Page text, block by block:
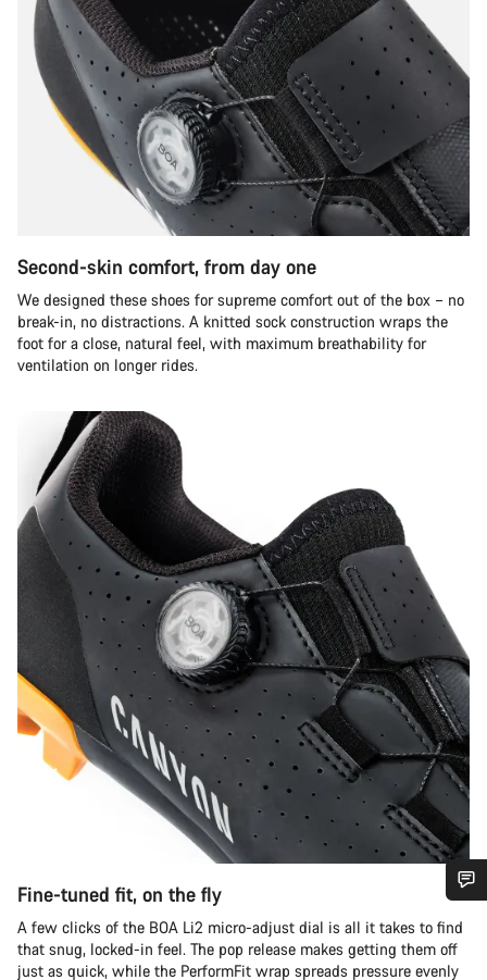
Second-skin comfort, from day one
We designed these shoes for supreme comfort out of the box – no
break-in, no distractions. A knitted sock construction wraps the
foot for a close, natural feel, with maximum breathability for
ventilation on longer rides.
Fine-tuned fit, on the fly
A few clicks of the BOA Li2 micro-adjust dial is all it takes to find
that snug, locked-in feel. The pop release makes getting them off
just as quick, while the PerformFit wrap spreads pressure evenly
Precisas de ajuda?